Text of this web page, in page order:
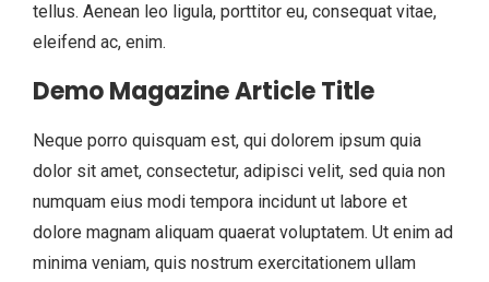
tellus. Aenean leo ligula, porttitor eu, consequat vitae,
eleifend ac, enim.
Demo Magazine Article Title
Neque porro quisquam est, qui dolorem ipsum quia
dolor sit amet, consectetur, adipisci velit, sed quia non
numquam eius modi tempora incidunt ut labore et
dolore magnam aliquam quaerat voluptatem. Ut enim ad
minima veniam, quis nostrum exercitationem ullam